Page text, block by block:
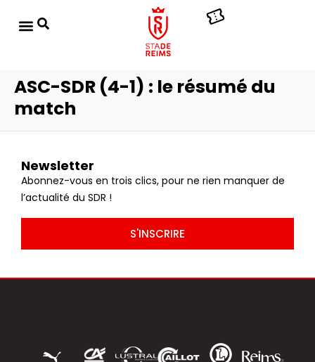
ASC-SDR (4-1) : le résumé du
match
Newsletter
Abonnez-vous en trois clics, pour ne rien manquer de
l’actualité du SDR !
S'INSCRIRE